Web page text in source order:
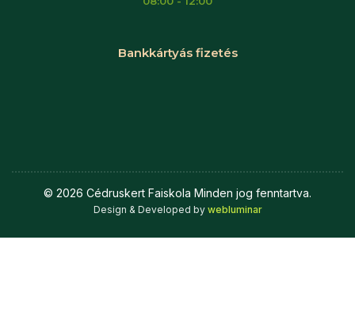
Bankkártyás fizetés
© 2026 Cédruskert Faiskola Minden jog fenntartva.
Design & Developed by webluminar